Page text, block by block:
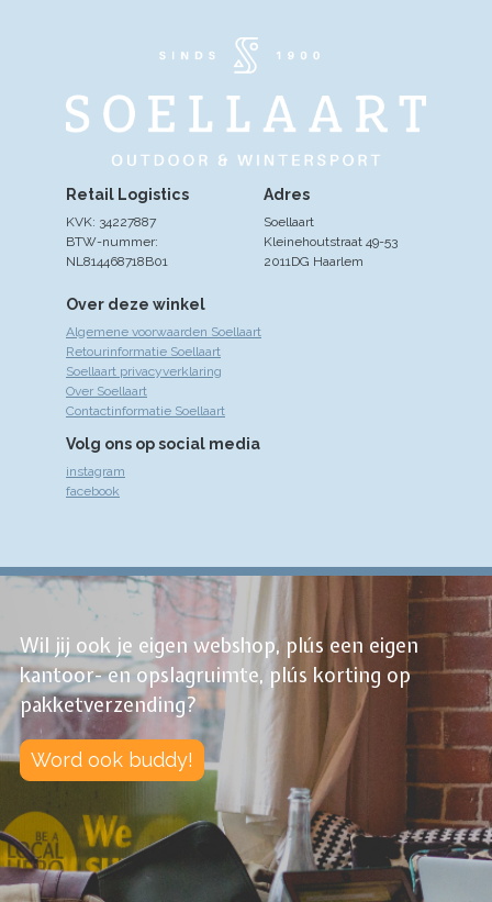
Over deze winkel
Algemene voorwaarden Soellaart
Retourinformatie Soellaart
Soellaart privacyverklaring
Over Soellaart
Contactinformatie Soellaart
Volg ons op social media
instagram
facebook
Adres
Soellaart
Kleinehoutstraat 49-53
2011DG Haarlem
Retail Logistics
KVK: 34227887
BTW-nummer:
NL814468718B01
Wil jij ook je eigen webshop, plús een eigen
kantoor- en opslagruimte, plús korting op
pakketverzending?
Word ook buddy!